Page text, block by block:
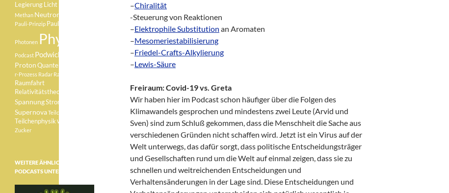
–Chiralität
-Steuerung von Reaktionen
–Elektrophile Substitution an Aromaten
–Mesomeriestabilisierung
–Friedel-Crafts-Alkylierung
–Lewis-Säure
Freiraum: Covid-19 vs. Greta
Wir haben hier im Podcast schon häufiger über die Folgen des
Klimawandels gesprochen und mindestens zwei Leute (Arvid und
Sven) sind zum Schluß gekommen, dass die Menschheit die Sache aus
verschiedenen Gründen nicht schaffen wird. Jetzt ist ein Virus auf der
Welt unterwegs, das dafür sorgt, dass politische Entscheidungsträger
und Gesellschaften rund um die Welt auf einmal zeigen, dass sie zu
schnellen und weitreichenden Entscheidungen und
Verhaltensänderungen in der Lage sind. Diese Entscheidungen und
Legierung Licht
Methan Neutron
Pauli-Prinzip Pauli-Verbot
Photonen Physik
Podcast Podwichteln
Proton Quantenphysik
r-Prozess Radar Radioaktivität
Raumfahrt
Relativitätstheorie
SpannungStrom
SupernovaTeilchen
TeilchenphysikWeisser Zwerg
Zucker
WEITERE ÄHNLICHE
PODCASTS UNTER: